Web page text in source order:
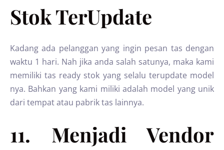
Stok TerUpdate
Kadang ada pelanggan yang ingin pesan tas dengan
waktu 1 hari. Nah jika anda salah satunya, maka kami
memiliki tas ready stok yang selalu terupdate model
nya. Bahkan yang kami miliki adalah model yang unik
dari tempat atau pabrik tas lainnya.
11. Menjadi Vendor